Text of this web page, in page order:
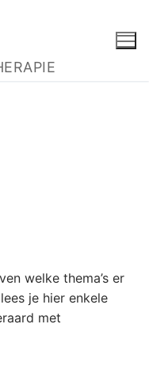
welke thema’s er
je hier enkele
met